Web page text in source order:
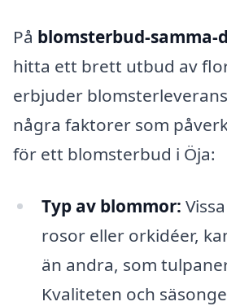
På blomsterbud-samma-
hitta ett brett utbud av
erbjuder
några faktorer som
för ett blomsterbud i Öja:
Typ av blommor:
rosor eller orkidéer,
än andra, som
Kvaliteten och